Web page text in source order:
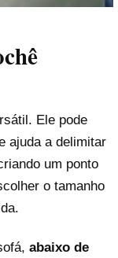
Ele pode
ajuda a delimitar
um ponto
o tamanho
abaixo de